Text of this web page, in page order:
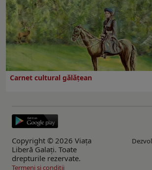
Carnet cultural gălăţean
Copyright © 2026 Viaţa
Liberă Galaţi. Toate
drepturile rezervate.
Termeni si conditii